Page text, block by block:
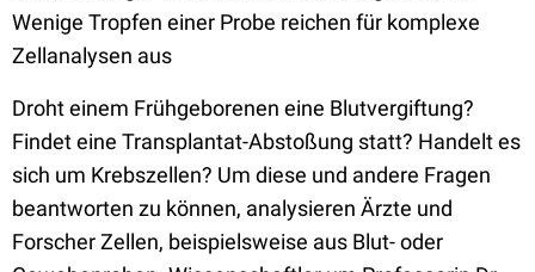
Wenige Tropfen einer Probe reichen für komplexe
Zellanalysen aus
Droht einem Frühgeborenen eine Blutvergiftung?
Findet eine Transplantat-Abstoßung statt? Handelt es
sich um Krebszellen? Um diese und andere Fragen
beantworten zu können, analysieren Ärzte und
Forscher Zellen, beispielsweise aus Blut- oder